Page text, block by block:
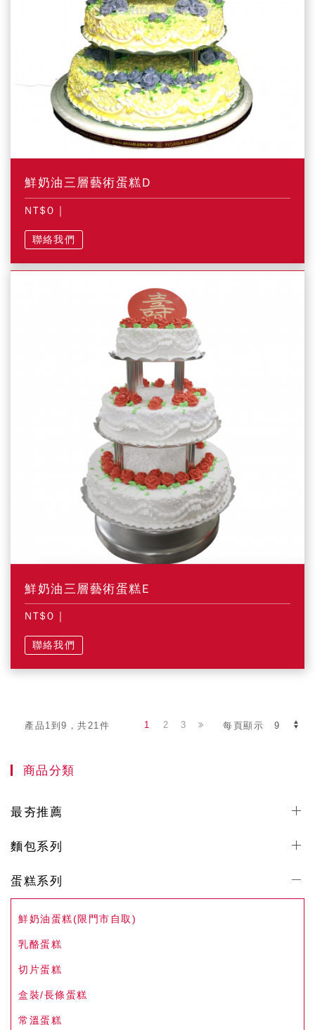
鮮奶油三層藝術蛋糕D
NT$0 |
聯絡我們
鮮奶油三層藝術蛋糕E
NT$0 |
聯絡我們
產品1到9，共21件 每頁顯示
1 2 3
商品分類
最夯推薦
麵包系列
蛋糕系列
鮮奶油蛋糕(限門市自取)
乳酪蛋糕
切片蛋糕
盒裝/長條蛋糕
常溫蛋糕